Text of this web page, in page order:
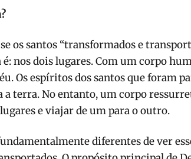
os santos “transformados e
nos dois lugares. Com um corpo
Os espíritos dos santos que foram
a terra. No entanto, um corpo
e viajar de um para o outro.
diferentes de ver